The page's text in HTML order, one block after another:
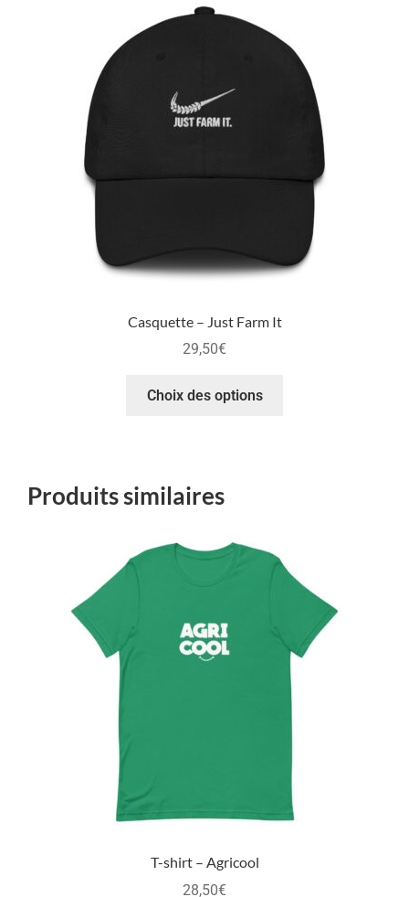
Casquette – Just Farm It
29,50€
Choix des options
Produits similaires
T-shirt – Agricool
28,50€